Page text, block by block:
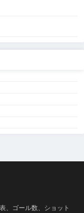
、ゴール数、ショット